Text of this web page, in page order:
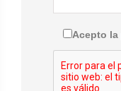
Acepto la